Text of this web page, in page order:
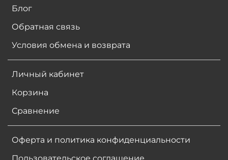
Блог
Обратная связь
Условия обмена и возврата
Личный кабинет
Корзина
Сравнение
Оферта и политика конфиденциальности